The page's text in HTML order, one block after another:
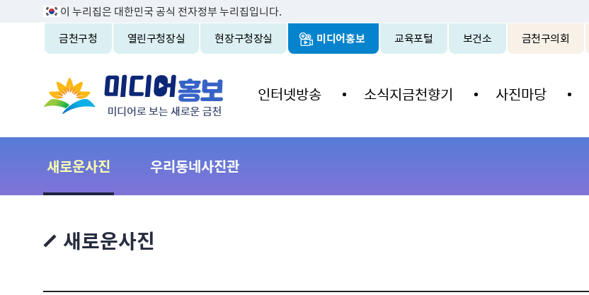
이 누리집은 대한민국 공식 전자정부 누리집입니다.
금천구청
열린구청장실 현장구청장실 미디어홍보 교육포털 보건소 금천구의회
인터넷방송 소식지금천향기 사진마당
새로운사진 우리동네사진관
새로운사진